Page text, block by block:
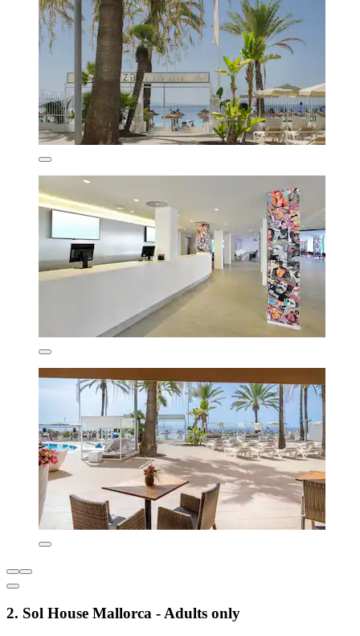
2. Sol House Mallorca - Adults only